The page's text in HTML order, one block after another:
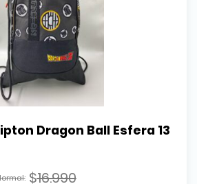
Dragon Ball Esfera 13
$16.990